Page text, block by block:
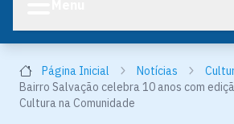
Página Inicial Notícias
Bairro Salvação celebra 10 anos com
Cultura na Comunidade